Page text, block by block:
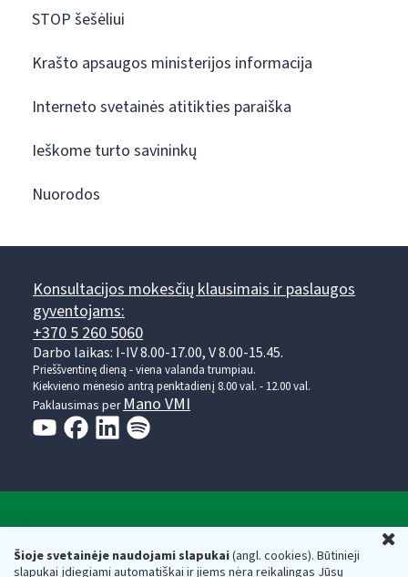
Šioje svetainėje naudojami slapukai(angl. cookies). Būtinieji
slapukai įdiegiami automatiškai ir jiems nėra reikalingas Jūsų
STOP šešėliui
Krašto apsaugos ministerijos informacija
Interneto svetainės atitikties paraiška
Ieškome turto savininkų
Nuorodos
Konsultacijos mokesčių klausimais ir paslaugos
gyventojams:
+370 5 260 5060
Darbo laikas: I-IV 8.00-17.00, V 8.00-15.45.
Prieššventinę dieną - viena valanda trumpiau.
Kiekvieno mėnesio antrą penktadienį 8.00 val. - 12.00 val.
Paklausimas per Mano VMI
Respublikos finansų ministerijos